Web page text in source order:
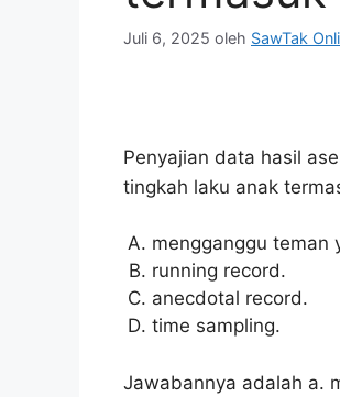
Juli 6, 2025 oleh SawTak
Penyajian data hasil
tingkah laku anak
mengganggu teman
running record.
anecdotal record.
time sampling.
Jawabannya adalah a.